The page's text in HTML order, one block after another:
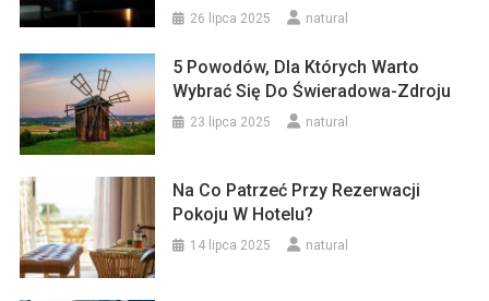
26 lipca 2025 natural
5 Powodów, Dla Których Warto
Wybrać Się Do Świeradowa-Zdroju
23 lipca 2025 natural
Na Co Patrzeć Przy Rezerwacji
Pokoju W Hotelu?
14 lipca 2025 natural